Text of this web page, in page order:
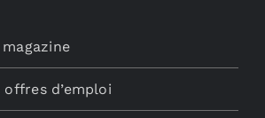
magazine
d’emploi